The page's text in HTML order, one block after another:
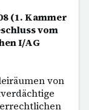
(1. Kammer
vom
I/AG
von